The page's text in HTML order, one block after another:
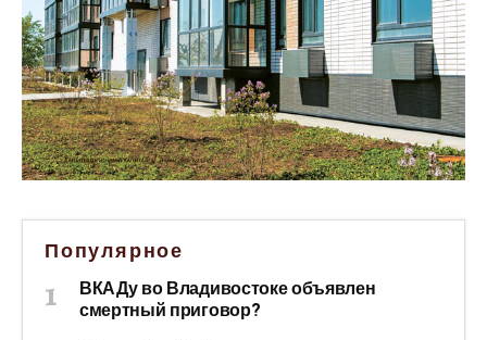
Популярное
ВКАДу во Владивостоке объявлен
смертный приговор?